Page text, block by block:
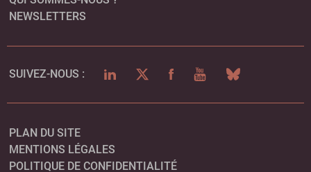
NEWSLETTERS
SUIVEZ-NOUS : LINKEDINTWITTERFACEBOOKYOUTUBEBLUESKY
PLAN DU SITE
MENTIONS LÉGALES
POLITIQUE DE CONFIDENTIALITÉ